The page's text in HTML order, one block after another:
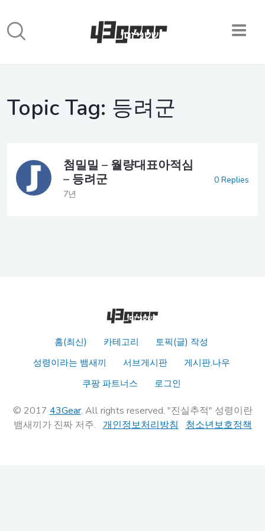
Topic Tag: 등려군
첨밀밀 – 월량대표아적심
– 등려군
7년
0 Replies
홈(최신) 카테고리
토픽(글) 작성
성령이라는 뱀새끼
서브게시판
게시판.나우
쿠팡 파트너스
로그인
© 2017 43Gear. All rights reserved. "진실추적" 성령이란
뱀새끼가 진짜 저주. 개인정보처리방침 청소년보호정책